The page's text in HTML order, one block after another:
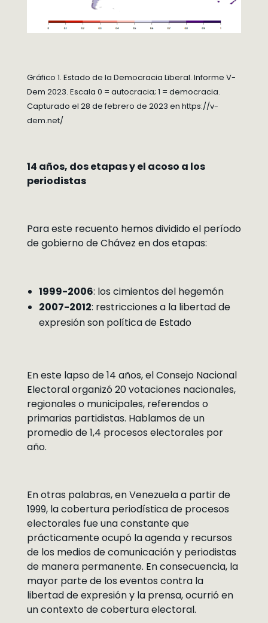
Gráfico 1. Estado de la Democracia Liberal. Informe V-
Dem 2023. Escala 0 = autocracia; 1 = democracia.
Capturado el 28 de febrero de 2023 en https://v-
dem.net/
14 años, dos etapas y el acoso a los
periodistas
Para este recuento hemos dividido el período
de gobierno de Chávez en dos etapas:
1999-2006: los cimientos del hegemón
2007-2012: restricciones a la libertad de
expresión son política de Estado
En este lapso de 14 años, el Consejo Nacional
Electoral organizó 20 votaciones nacionales,
regionales o municipales, referendos o
primarias partidistas. Hablamos de un
promedio de 1,4 procesos electorales por
año.
En otras palabras, en Venezuela a partir de
1999, la cobertura periodística de procesos
electorales fue una constante que
prácticamente ocupó la agenda y recursos
de los medios de comunicación y periodistas
de manera permanente. En consecuencia, la
mayor parte de los eventos contra la
libertad de expresión y la prensa, ocurrió en
un contexto de cobertura electoral.